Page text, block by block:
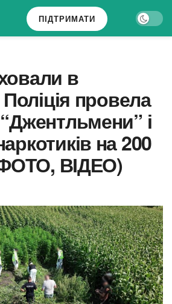
ПІДТРИМАТИ
в
Поліція провела
і
на 200
ВІДЕО)